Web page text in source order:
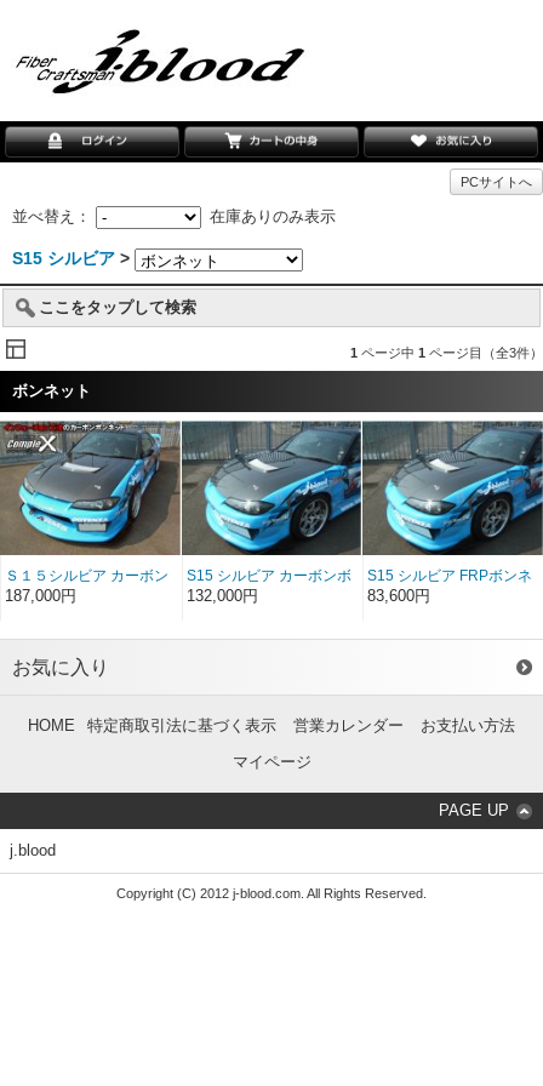
PCサイトへ
並べ替え： 在庫ありのみ表示
S15 シルビア >
ここをタップして検索
1 ページ中 1 ページ目（全3件）
ボンネット
Ｓ１５シルビア カーボン
ボンネット インフュージ
187,000円
S15 シルビア カーボンボ
ンネット レインカバー
132,000円
S15 シルビア FRPボンネ
ット レインカバーSET
83,600円
お気に入り
HOME 特定商取引法に基づく表示 営業カレンダー
お支払い方法
マイページ
PAGE UP
j.blood
Copyright (C) 2012 j-blood.com. All Rights Reserved.